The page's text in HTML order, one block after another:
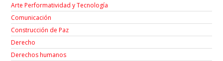
Arte Performatividad y Tecnología
Comunicación
Construcción de Paz
Derecho
Derechos humanos